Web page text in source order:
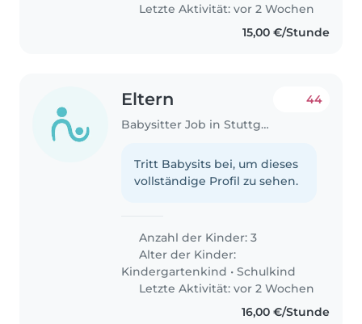
Letzte Aktivität: vor 2 Wochen
15,00 €/Stunde
Eltern
Babysitter Job in Stuttgart
44
Tritt Babysits bei, um dieses
vollständige Profil zu sehen.
Anzahl der Kinder: 3
Alter der Kinder:
Kindergartenkind •Schulkind
Letzte Aktivität: vor 2 Wochen
16,00 €/Stunde